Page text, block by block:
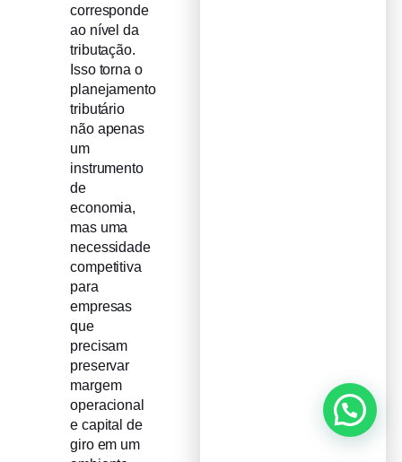
corresponde
ao nível da
tributação.
Isso torna o
planejamento
tributário
não apenas
um
instrumento
de
economia,
mas uma
necessidade
competitiva
para
empresas
que
precisam
preservar
margem
operacional
e capital de
giro em um